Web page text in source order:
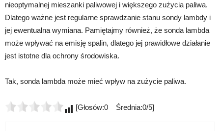
nieoptymalnej mieszanki paliwowej i większego zużycia paliwa.
Dlatego ważne jest regularne sprawdzanie stanu sondy lambdy i
jej ewentualna wymiana. Pamiętajmy również, że sonda lambda
może wpływać na emisję spalin, dlatego jej prawidłowe działanie
jest istotne dla ochrony środowiska.
Tak, sonda lambda może mieć wpływ na zużycie paliwa.
[Głosów:0 Średnia:0/5]